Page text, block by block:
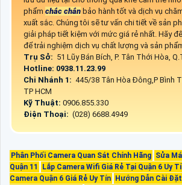
phẩm chắc chắn bảo hành tốt và dịch vụ
xuất sắc. Chúng tôi sẽ tư vấn chi tiết về sản
giải pháp tiết kiệm với mức giá rẻ nhất. Hãy
để trải nghiệm dịch vụ chất lượng và sản
Trụ Sở: 51 Lũy Bán Bích, P. Tân Thới Hòa,
Hotline: 0938.11.23.99
Chi Nhánh 1: 445/38 Tân Hòa Đông,P Bình
TP HCM
Kỹ Thuật: 0906.855.330
Điện Thoại: (028) 6688.4949
Phân Phối Camera Quan Sát Chính Hãng Sửa
Quận 11
Lắp Camera Wifi Giá Rẻ Tại Quận 6 Uy
Camera Quận 6 Giá Rẻ Uy Tín
Hướng Dẫn Cài